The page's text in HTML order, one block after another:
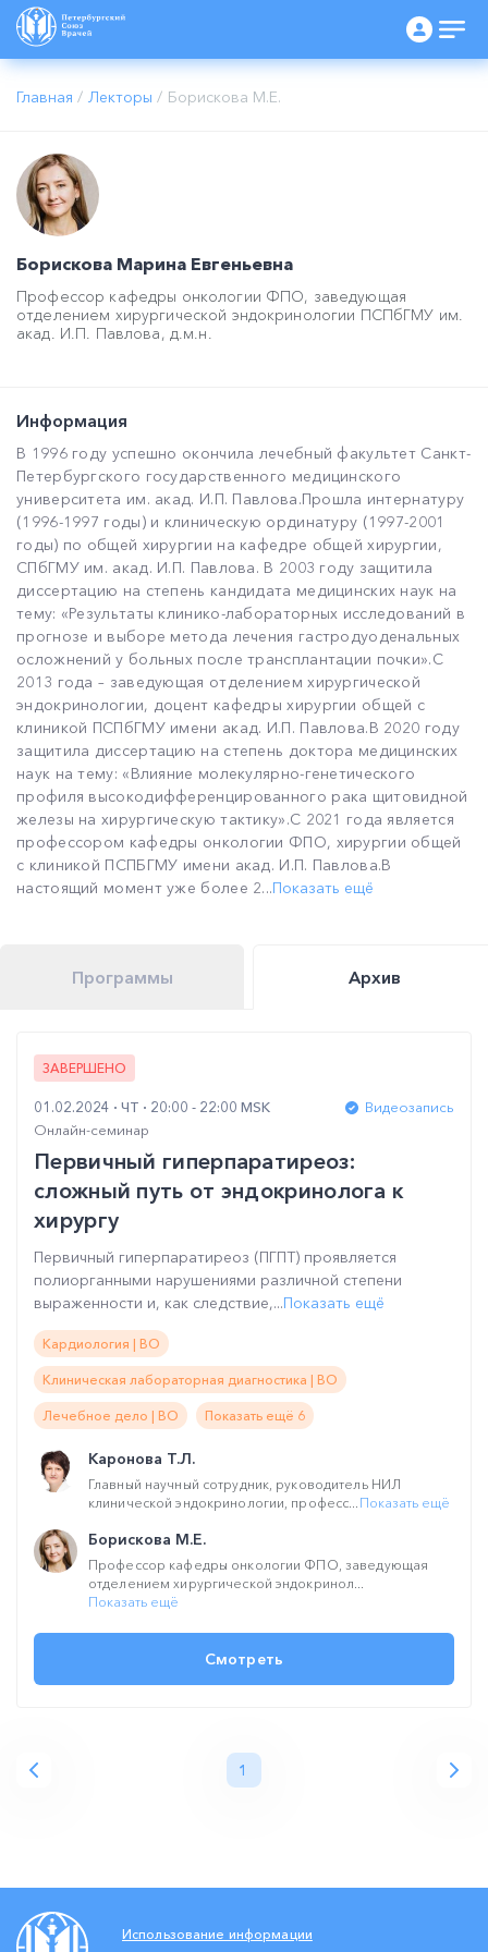
Главная / Лекторы / Борискова М.Е.
Борискова Марина Евгеньевна
Профессор кафедры онкологии ФПО, заведующая
отделением хирургической эндокринологии ПСПбГМУ им.
акад. И.П. Павлова, д.м.н.
Информация
В 1996 году успешно окончила лечебный факультет Санкт-
Петербургского государственного медицинского
университета им. акад. И.П. Павлова.Прошла интернатуру
(1996-1997 годы) и клиническую ординатуру (1997-2001
годы) по общей хирургии на кафедре общей хирургии,
СПбГМУ им. акад. И.П. Павлова. В 2003 году защитила
диссертацию на степень кандидата медицинских наук на
тему: «Результаты клинико-лабораторных исследований в
прогнозе и выборе метода лечения гастродуоденальных
осложнений у больных после трансплантации почки».С
2013 года – заведующая отделением хирургической
эндокринологии, доцент кафедры хирургии общей с
клиникой ПСПбГМУ имени акад. И.П. Павлова.В 2020 году
защитила диссертацию на степень доктора медицинских
наук на тему: «Влияние молекулярно-генетического
профиля высокодифференцированного рака щитовидной
железы на хирургическую тактику».С 2021 года является
профессором кафедры онкологии ФПО, хирургии общей
с клиникой ПСПБГМУ имени акад. И.П. Павлова.В
настоящий момент уже более 2...Показать ещё
Программы Архив
ЗАВЕРШЕНО
01.02.2024 ЧТ 20:00 - 22:00 MSK
Видеозапись
Онлайн-семинар
Первичный гиперпаратиреоз:
сложный путь от эндокринолога к
хирургу
Первичный гиперпаратиреоз (ПГПТ) проявляется
полиорганными нарушениями различной степени
выраженности и, как следствие,...Показать ещё
Кардиология | ВО
Клиническая лабораторная диагностика | ВО
Лечебное дело | ВО Показать ещё 6
Каронова Т.Л.
Главный научный сотрудник, руководитель НИЛ
клинической эндокринологии, професс... Показать ещё
Борискова М.Е.
Профессор кафедры онкологии ФПО, заведующая
отделением хирургической эндокринол...
Показать ещё
Смотреть
1
Использование информации